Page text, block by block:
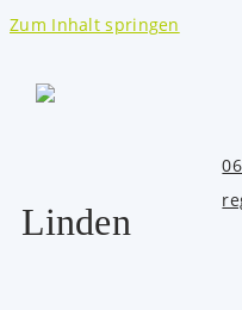
Zum Inhalt springen
Linden